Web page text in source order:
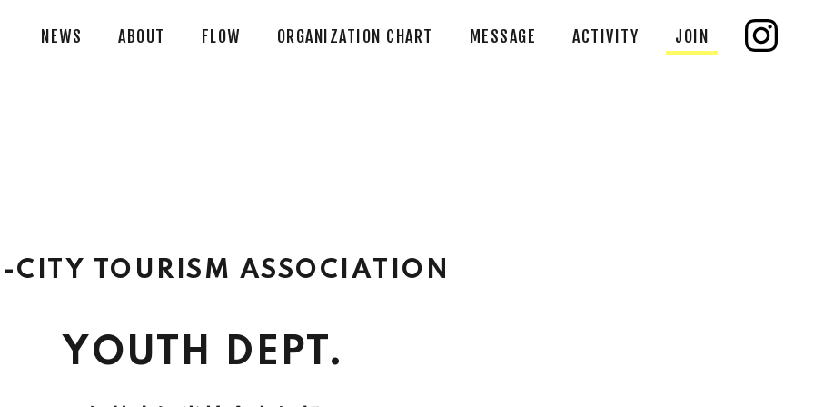
NEWS ABOUT FLOW ORGANIZATION CHART MESSAGE ACTIVITY JOIN
CITY TOURISM ASSOCIATION
YOUTH DEPT.